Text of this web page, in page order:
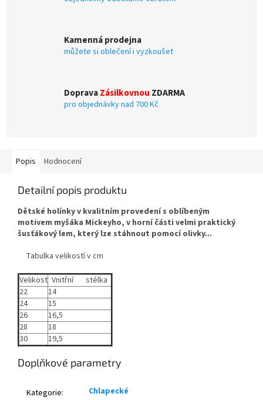
Kamenná prodejna
můžete si oblečení i vyzkoušet
DopravaZásilkovnou ZDARMA
pro objednávky nad 700 Kč
Popis Hodnocení
Detailní popis produktu
Dětské holínky v kvalitním provedení s oblíbeným
motivem myšáka Mickeyho, v horní části velmi praktický
šusťákový lem, který lze stáhnout pomocí olivky...
Tabulka velikostí v cm
Velikost Vnitřní stélka
22
14
24
15
26
16,5
28
18
30
19,5
Doplňkové parametry
Kategorie: Chlapecké